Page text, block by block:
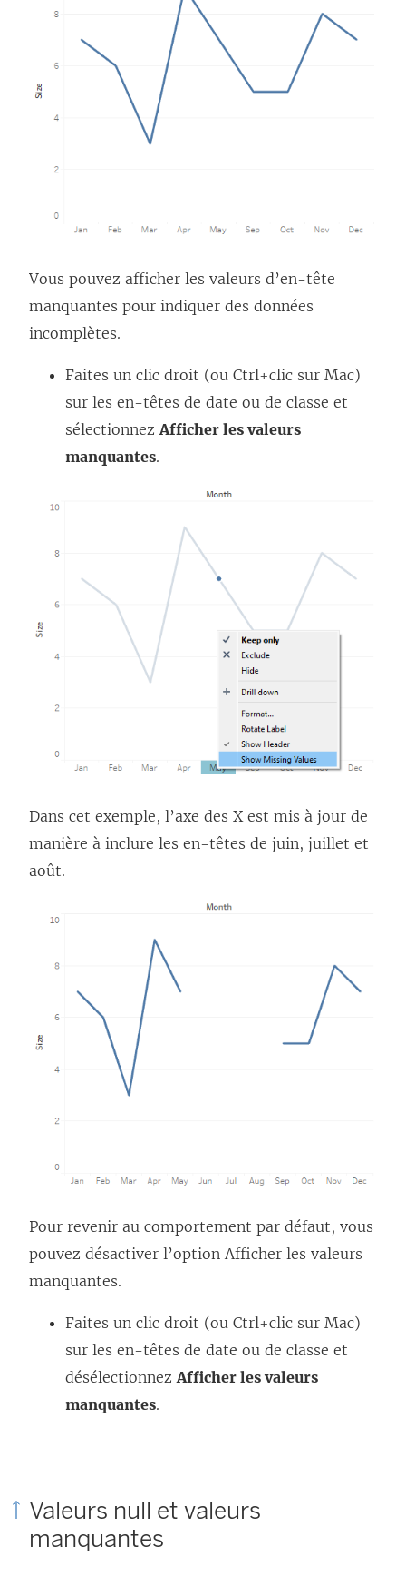
Vous pouvez afficher les valeurs d’en-tête
manquantes pour indiquer des données
incomplètes.
Faites un clic droit (ou Ctrl+clic sur Mac)
sur les en-têtes de date ou de classe et
sélectionnez Afficher les valeurs
manquantes.
Dans cet exemple, l’axe des X est mis à jour de
manière à inclure les en-têtes de juin, juillet et
août.
Pour revenir au comportement par défaut, vous
pouvez désactiver l’option Afficher les valeurs
manquantes.
Faites un clic droit (ou Ctrl+clic sur Mac)
sur les en-têtes de date ou de classe et
désélectionnez Afficher les valeurs
manquantes.
Valeurs null et valeurs
manquantes